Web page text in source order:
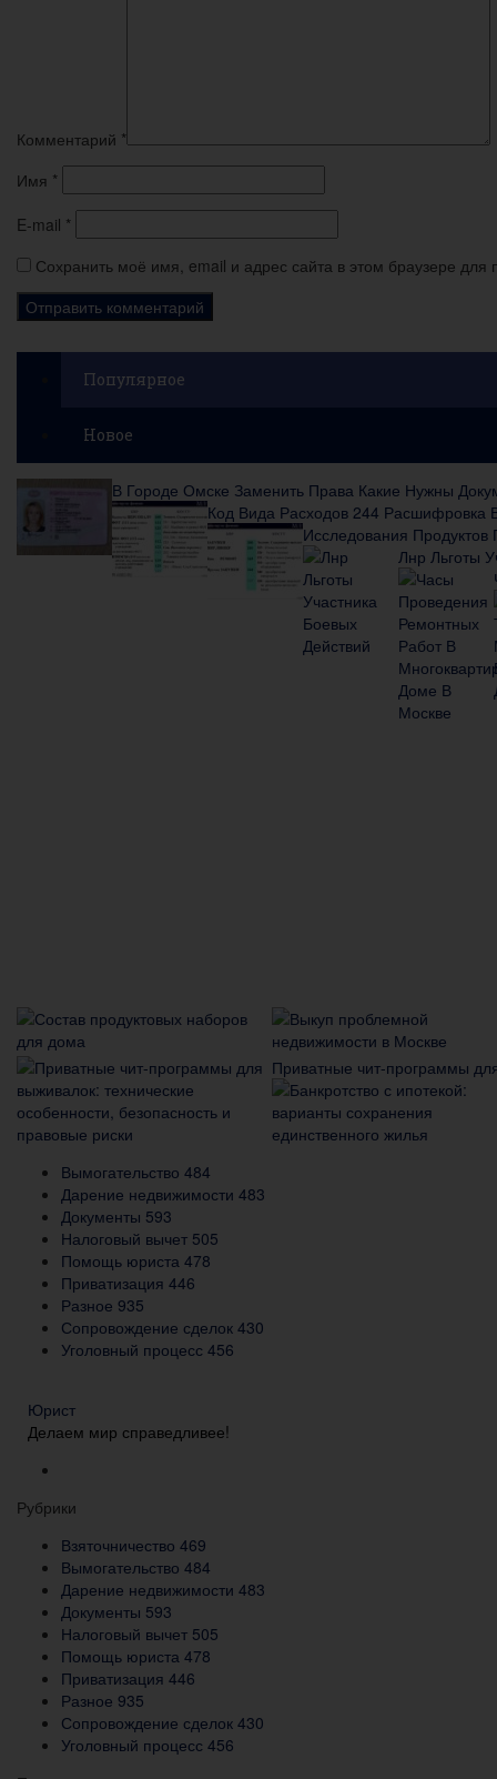
Комментарий *
Имя *
E-mail *
Сохранить моё имя, email и адрес сайта в этом браузере
Популярное
Новое
В Городе Омске Заменить Права Какие Нужны
Код Вида Расходов 244 Расшифровка
Исследования Продуктов
Лнр Льготы
Приватные чит-программы
Вымогательство 484
Дарение недвижимости 483
Документы 593
Налоговый вычет 505
Помощь юриста 478
Приватизация 446
Разное 935
Сопровождение сделок 430
Уголовный процесс 456
Юрист
Делаем мир справедливее!
Рубрики
Взяточничество 469
Вымогательство 484
Дарение недвижимости 483
Документы 593
Налоговый вычет 505
Помощь юриста 478
Приватизация 446
Разное 935
Сопровождение сделок 430
Уголовный процесс 456